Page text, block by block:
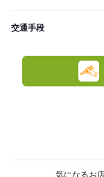
交通手段